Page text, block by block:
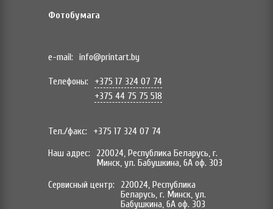
Фотобумага
e-mail: info@printart.by
Телефоны:
+375 17 324 07 74
+375 44 75 75 518
Тел./факс:
+375 17 324 07 74
Наш адрес:
220024, Республика Беларусь, г.
Минск, ул. Бабушкина, 6А оф. 303
Сервисный центр:
220024, Республика
Беларусь, г. Минск, ул.
Бабушкина, 6А оф. 303